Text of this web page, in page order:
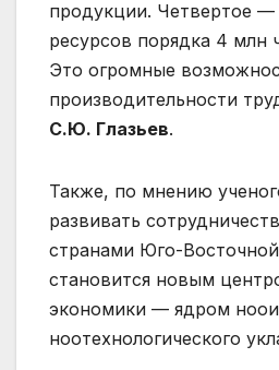
продукции. Четвертое —
ресурсов порядка 4 млн
Это огромные
производительности
С.Ю. Глазьев.
Также, по мнению
развивать
странами Юго-
становится новым
экономики — ядром
ноотехнологического